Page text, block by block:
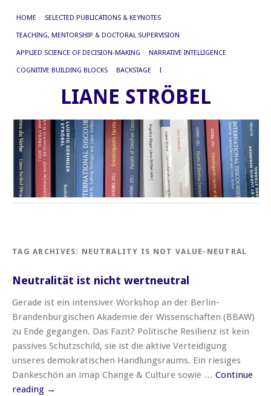
HOME SELECTED PUBLICATIONS & KEYNOTES
TEACHING, MENTORSHIP & DOCTORAL SUPERVISION
APPLIED SCIENCE OF DECISION-MAKING NARRATIVE INTELLIGENCE
COGNITIVE BUILDING BLOCKS BACKSTAGE I
LIANE STRÖBEL
TAG ARCHIVES: NEUTRALITY IS NOT VALUE-NEUTRAL
Neutralität ist nicht wertneutral
Gerade ist ein intensiver Workshop an der Berlin-
Brandenburgischen Akademie der Wissenschaften (BBAW)
zu Ende gegangen. Das Fazit? Politische Resilienz ist kein
passives Schutzschild, sie ist die aktive Verteidigung
unseres demokratischen Handlungsraums. Ein riesiges
Dankeschön an imap Change & Culture sowie … Continue
reading →